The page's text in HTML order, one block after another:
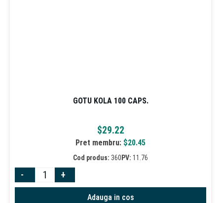
GOTU KOLA 100 CAPS.
$29.22
Pret membru: $20.45
Cod produs: 360 PV: 11.76
- +
Adauga in cos